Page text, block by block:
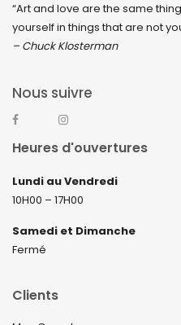
“Art and love are the same
yourself in things that are not
– Chuck Klosterman
Nous suivre
Heures d'ouvertures
Lundi au Vendredi
10H00 – 17H00
Samedi et Dimanche
Fermé
Clients